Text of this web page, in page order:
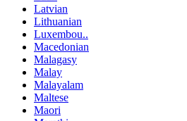
Latvian
Lithuanian
Luxembou..
Macedonian
Malagasy
Malay
Malayalam
Maltese
Maori